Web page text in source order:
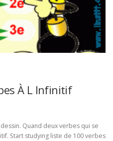
À L Infinitif
Quand deux verbes qui se
Start studying liste de 100 verbes